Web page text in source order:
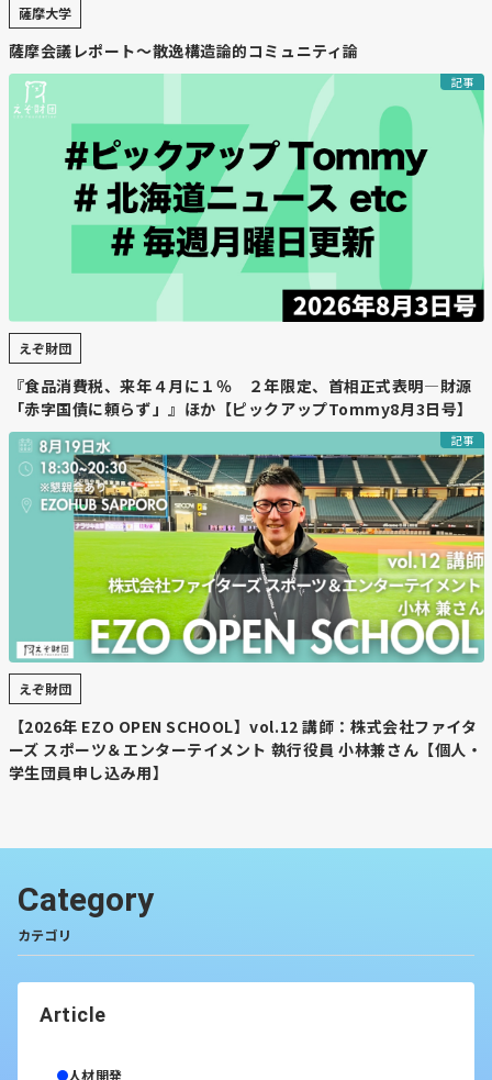
薩摩大学
薩摩会議レポート〜散逸構造論的コミュニティ論
記事
えぞ財団
『食品消費税、来年４月に１％ ２年限定、首相正式表明―財源
「赤字国債に頼らず」』ほか【ピックアップTommy8月3日号】
記事
えぞ財団
【2026年 EZO OPEN SCHOOL】vol.12 講師：株式会社ファイタ
ーズ スポーツ＆エンターテイメント 執行役員 小林兼さん【個人・
学生団員申し込み用】
Category
カテゴリ
Article
人材開発